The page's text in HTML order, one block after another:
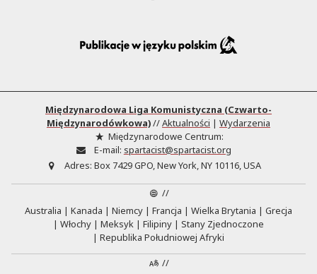
Międzynarodowa Liga Komunistyczna (Czwarto-
Międzynarodówkowa)//Aktualności | Wydarzenia
Międzynarodowe Centrum:
E-mail: spartacist@spartacist.org
Adres: Box 7429 GPO, New York, NY 10116, USA
//
Australia
Kanada Niemcy Francja Wielka Brytania
Grecja
Włochy
Meksyk Filipiny
Stany Zjednoczone
Republika Południowej Afryki
//